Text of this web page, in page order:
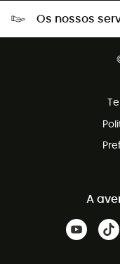
Devoluções gratuitas em
Os nossos
A